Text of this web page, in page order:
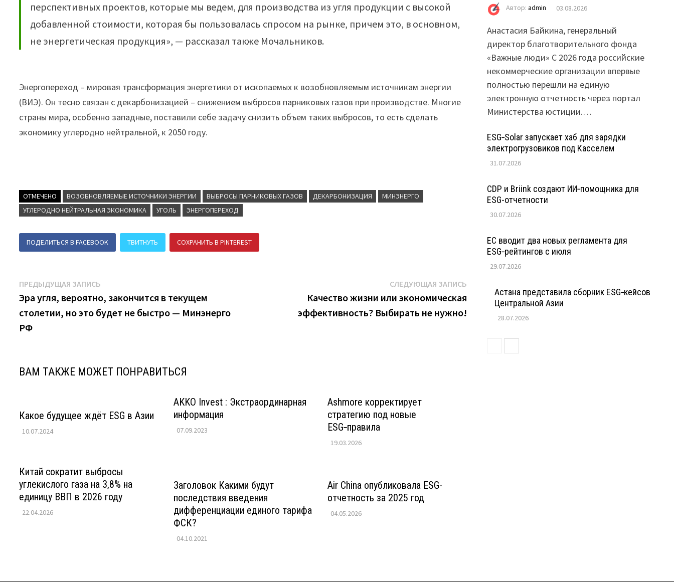
перспективных проектов, которые мы ведем, для производства из угля продукции с высокой
добавленной стоимости, которая бы пользовалась спросом на рынке, причем это, в основном,
не энергетическая продукция», — рассказал также Мочальников.
Энергопереход – мировая трансформация энергетики от ископаемых к возобновляемым источникам энергии
(ВИЭ). Он тесно связан с декарбонизацией – снижением выбросов парниковых газов при производстве. Многие
страны мира, особенно западные, поставили себе задачу снизить объем таких выбросов, то есть сделать
экономику углеродно нейтральной, к 2050 году.
ОТМЕЧЕНО ВОЗОБНОВЛЯЕМЫЕ ИСТОЧНИКИ ЭНЕРГИИ ВЫБРОСЫ ПАРНИКОВЫХ ГАЗОВ ДЕКАРБОНИЗАЦИЯ
МИНЭНЕРГО
УГЛЕРОДНО НЕЙТРАЛЬНАЯ ЭКОНОМИКА
УГОЛЬ ЭНЕРГОПЕРЕХОД
ПОДЕЛИТЬСЯ В FACEBOOK ТВИТНУТЬ СОХРАНИТЬ В PINTEREST
Навигация
по
записям
ПРЕДЫДУЩАЯ ЗАПИСЬ
запись:
Эра угля, вероятно, закончится в текущем
столетии, но это будет не быстро — Минэнерго
РФ
СЛЕДУЮЩАЯ ЗАПИСЬСледующая
запись:
Качество жизни или экономическая
эффективность? Выбирать не нужно!
ВАМ ТАКЖЕ МОЖЕТ ПОНРАВИТЬСЯ
Какое будущее ждёт ESG в Азии
10.07.2024
AKKO Invest : Экстраординарная
информация
07.09.2023
Ashmore корректирует
стратегию под новые
ESG‑правила
19.03.2026
Китай сократит выбросы
углекислого газа на 3,8% на
единицу ВВП в 2026 году
22.04.2026
Заголовок Какими будут
последствия введения
дифференциации единого тарифа
ФСК?
04.10.2021
Air China опубликовала ESG-
отчетность за 2025 год
04.05.2026
Автор: admin 03.08.2026
Анастасия Байкина, генеральный
директор благотворительного фонда
«Важные люди» С 2026 года российские
некоммерческие организации впервые
полностью перешли на единую
электронную отчетность через портал
Министерства юстиции.…
ESG‑Solar запускает хаб для зарядки
электрогрузовиков под Касселем
31.07.2026
CDP и Briink создают ИИ‑помощника для
ESG-отчетности
30.07.2026
ЕС вводит два новых регламента для
ESG‑рейтингов с июля
29.07.2026
Астана представила сборник ESG‑кейсов
Центральной Азии
28.07.2026